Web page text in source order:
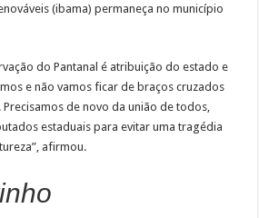
(ibama) permaneça no município
do Pantanal é atribuição do estado e
e não vamos ficar de braços cruzados
de novo da união de todos,
estaduais para evitar uma tragédia
afirmou.